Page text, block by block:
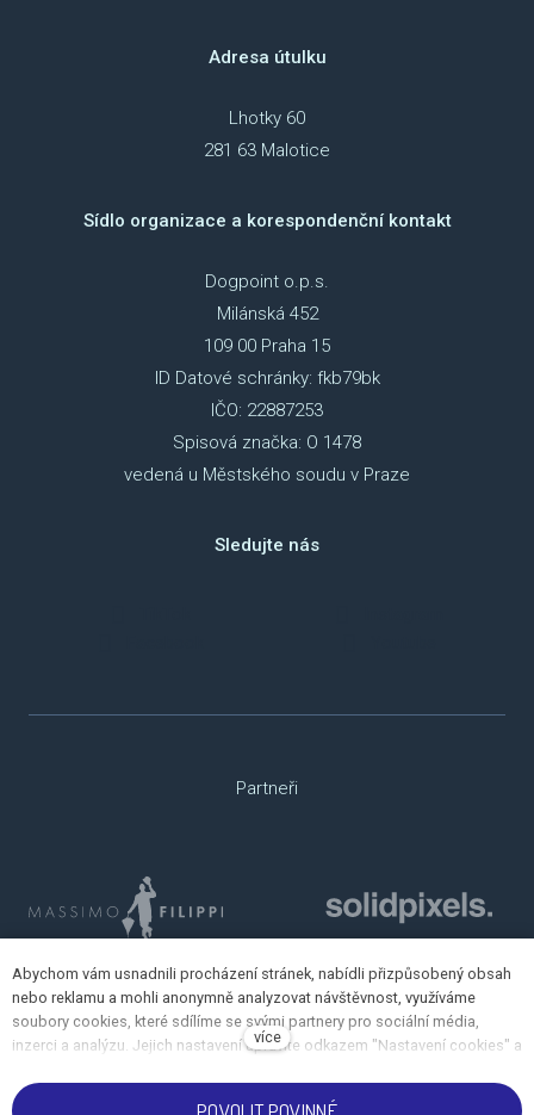
Adresa útulku
Lhotky 60
281 63 Malotice
Sídlo organizace a korespondenční kontakt
Dogpoint o.p.s.
Milánská 452
109 00 Praha 15
ID Datové schránky: fkb79bk
IČO: 22887253
Spisová značka: O 1478
vedená u Městského soudu v Praze
Sledujte nás
Partneři
Abychom vám usnadnili procházení stránek, nabídli přizpůsobený obsah
nebo reklamu a mohli anonymně analyzovat návštěvnost, využíváme
soubory cookies, které sdílíme se svými partnery pro sociální média,
inzerci a analýzu. Jejich nastavení upravíte odkazem "Nastavení cookies" a
v našich Zásadách ochrany osobních údajů a používání souborů cookies.
více